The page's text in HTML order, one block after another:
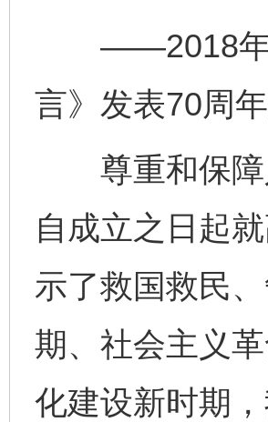
——2018年12
言》发表70周
尊重和保障
自成立之日起
示了救国救民
期、社会主义
化建设新时期